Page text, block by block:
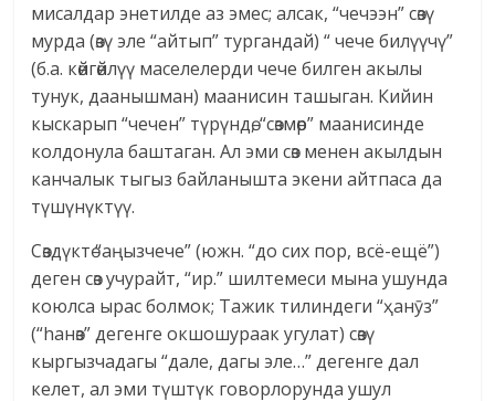
мисалдар энетилде аз эмес; алсак, “чечээн” сөзү
мурда (өзү эле “айтып” тургандай) “ чече билүүчү”
(б.а. көйгөйлүү маселелерди чече билген акылы
тунук, даанышман) маанисин ташыган. Кийин
кыскарып “чечен” түрүндө, “сөзмөр” маанисинде
колдонула баштаган. Ал эми сөз менен акылдын
канчалык тыгыз байланышта экени айтпаса да
түшүнүктүү.
Сөздүктө “аңызчече” (южн. “до сих пор, всё-ещё”)
деген сөз учурайт, “ир.” шилтемеси мына ушунда
коюлса ырас болмок; Тажик тилиндеги “ҳанӯз”
(“hанөз” дегенге окшошураак угулат) сөзү
кыргызчадагы “дале, дагы эле…” дегенге дал
келет, ал эми түштүк говорлорунда ушул